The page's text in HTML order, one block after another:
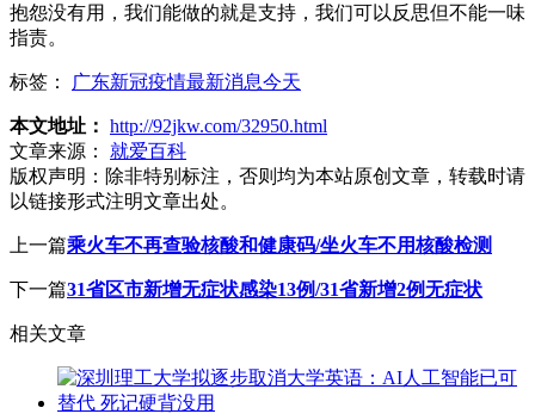
抱怨没有用，我们能做的就是支持，我们可以反思但不能一味
指责。
标签： 广东新冠疫情最新消息今天
本文地址： http://92jkw.com/32950.html
文章来源：
就爱百科
版权声明： 除非特别标注，否则均为本站原创文章，转载时请
以链接形式注明文章出处。
上一篇乘火车不再查验核酸和健康码/坐火车不用核酸检测
下一篇31省区市新增无症状感染13例/31省新增2例无症状
相关文章